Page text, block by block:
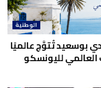
الوطنية
بوسعيد تُتوَّج عالميًا
العالمي لليونسكو